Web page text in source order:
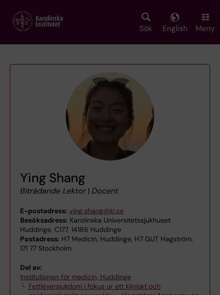
main
Sök English Meny
Ying Shang
Biträdande Lektor | Docent
E-postadress: ying.shang@ki.se
Besöksadress: Karolinska Universitetssjukhuset
Huddinge, C177, 14186 Huddinge
Postadress: H7 Medicin, Huddinge, H7 GUT Hagström,
171 77 Stockholm
Del av:
Institutionen för medicin, Huddinge
Fettleversjukdom i fokus ur ett kliniskt och